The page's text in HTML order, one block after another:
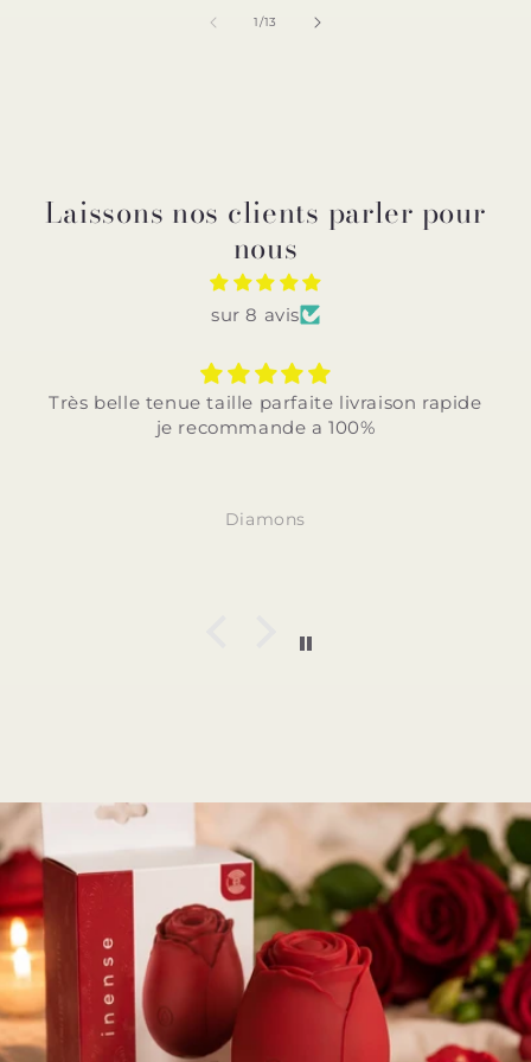
1/de
13
Laissons nos clients parler pour
nous
sur 8 avis
rapide
Très belle tenue taille parfaite et
rapide je recommande a 100%